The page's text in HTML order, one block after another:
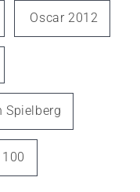
Oscar 2012
Spielberg